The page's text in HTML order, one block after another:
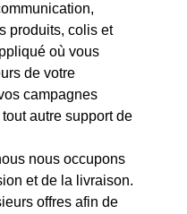
produits, colis et
où vous
de votre
campagnes
autre support de
nous occupons
et de la livraison.
offres afin de